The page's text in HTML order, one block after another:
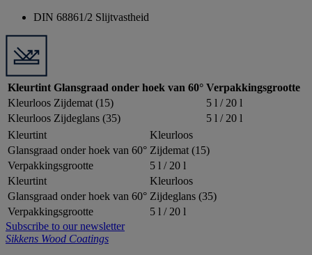
DIN 68861/2 Slijtvastheid
Kleurtint Glansgraad onder hoek van 60° Verpakkingsgrootte
Kleurloos Zijdemat (15)
5 l / 20 l
Kleurloos Zijdeglans (35)
5 l / 20 l
Kleurtint
Kleurloos
Glansgraad onder hoek van 60° Zijdemat (15)
Verpakkingsgrootte
5 l / 20 l
Kleurtint
Kleurloos
Glansgraad onder hoek van 60° Zijdeglans (35)
Verpakkingsgrootte
5 l / 20 l
Subscribe to our newsletter
Sikkens Wood Coatings